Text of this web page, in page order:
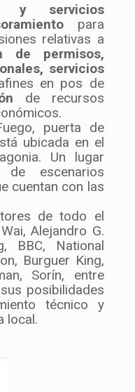
y servicios
para
relativas a
de permisos,
servicios
en pos de
de recursos
puerta de
ubicada en el
Un lugar
escenarios
cuentan con las
de todo el
Alejandro G.
BBC, National
Burguer King,
Sorín, entre
posibilidades
técnico y
local.